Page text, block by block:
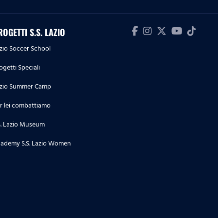
Il primo pallone non si scorda
29.09.23
S.S. LAZIO
Soccer School
Speciali
Summer Camp
lei combattiamo
Lazio Museum
S.S. Lazio Women